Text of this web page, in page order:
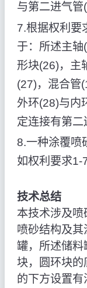
与第二进气管
7.根据权利要
于：所述主
形块(26)，主
(27)，混合管
外环(28)与内
定连接有第二
8.一种涂覆喷
如权利要求1-
技术总结
本技术涉及
喷砂结构及
罐，所述储料
块，圆环块
的下方设置